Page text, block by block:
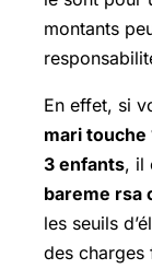
montants
En effet, si
mari touche
3 enfants, il
bareme rsa
les seuils
des charges